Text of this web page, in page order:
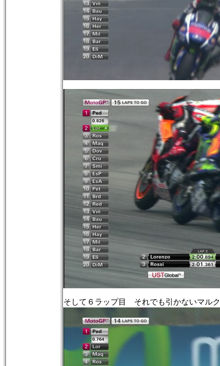
そして６ラップ目 それでも引かないマル